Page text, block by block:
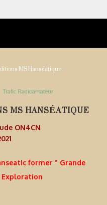
MS Hanséatique
Trafic Radioamateur
MS HANSÉATIQUE
ON4CN
former “ Grande
Exploration